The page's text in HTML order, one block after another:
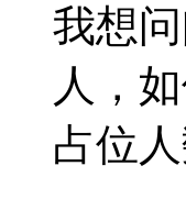
我想
人，
占位